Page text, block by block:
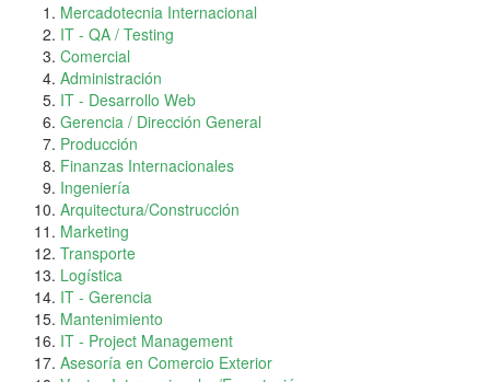
Mercadotecnia Internacional
IT - QA / Testing
Comercial
Administración
IT - Desarrollo Web
Gerencia / Dirección General
Producción
Finanzas Internacionales
Ingeniería
Arquitectura/Construcción
Marketing
Transporte
Logística
IT - Gerencia
Mantenimiento
IT - Project Management
Asesoría en Comercio Exterior